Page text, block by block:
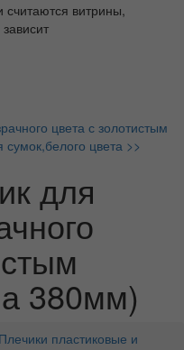
считаются витрины,
цвета с золотистым
цвета >>
для
380мм)
Плечики пластиковые и